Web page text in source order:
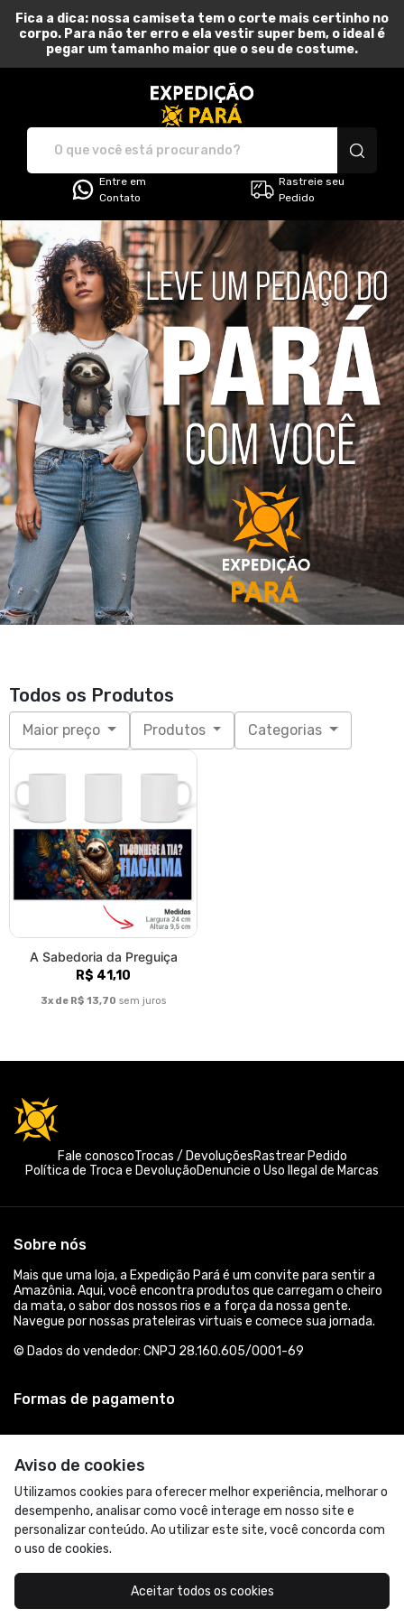
Fica a dica: nossa camiseta tem o corte mais certinho no
corpo. Para não ter erro e ela vestir super bem, o ideal é
pegar um tamanho maior que o seu de costume.
Expedição Pará -
Entre em
Contato
Rastreie seu
Pedido
Todos os Produtos
Maior preço Produtos Categorias
A Sabedoria da Preguiça
R$ 41,10
3x de R$ 13,70 sem juros
Aviso de cookies
Utilizamos cookies para oferecer melhor experiência, melhorar o
desempenho, analisar como você interage em nosso site e
personalizar conteúdo. Ao utilizar este site, você concorda com
o uso de cookies.
Aceitar todos os cookies
Fale conoscoTrocas / DevoluçõesRastrear Pedido
Política de Troca e DevoluçãoDenuncie o Uso Ilegal de Marcas
Sobre nós
Mais que uma loja, a Expedição Pará é um convite para sentir a
Amazônia. Aqui, você encontra produtos que carregam o cheiro
da mata, o sabor dos nossos rios e a força da nossa gente.
Navegue por nossas prateleiras virtuais e comece sua jornada.
© Dados do vendedor: CNPJ 28.160.605/0001-69
Formas de pagamento
Acompanhe-nos: